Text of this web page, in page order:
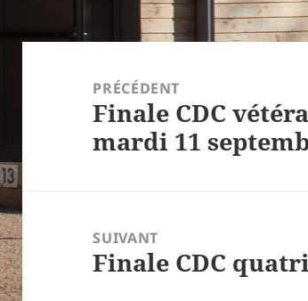
PRÉCÉDENT
Article
précédent :
Finale CDC
mardi 11
SUIVANT
Article
Finale CDC